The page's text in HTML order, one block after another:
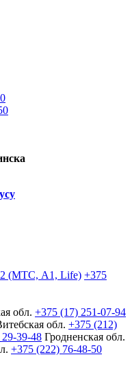
(МТС, A1, Life) +375
обл. +375 (17) 251-07-94
обл. +375 (212)
39-48 Гродненская обл.
+375 (222) 76-48-50